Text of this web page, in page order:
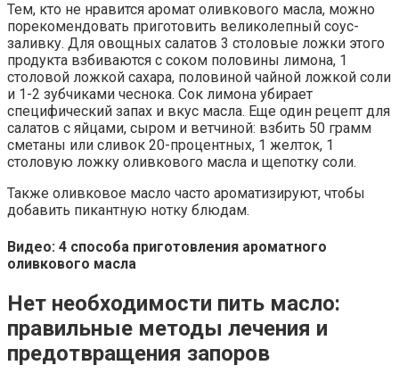
Тем, кто не нравится аромат оливкового масла, можно
порекомендовать приготовить великолепный соус-
заливку. Для овощных салатов 3 столовые ложки этого
продукта взбиваются с соком половины лимона, 1
столовой ложкой сахара, половиной чайной ложкой соли
и 1-2 зубчиками чеснока. Сок лимона убирает
специфический запах и вкус масла. Еще один рецепт для
салатов с яйцами, сыром и ветчиной: взбить 50 грамм
сметаны или сливок 20-процентных, 1 желток, 1
столовую ложку оливкового масла и щепотку соли.
Также оливковое масло часто ароматизируют, чтобы
добавить пикантную нотку блюдам.
Видео: 4 способа приготовления ароматного
оливкового масла
Нет необходимости пить масло:
правильные методы лечения и
предотвращения запоров